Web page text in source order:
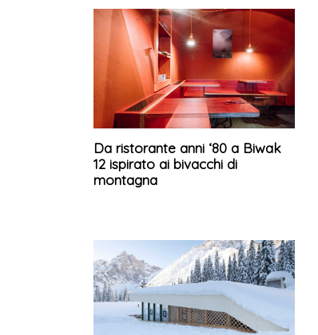
Da ristorante anni ‘80 a Biwak
12 ispirato ai bivacchi di
montagna